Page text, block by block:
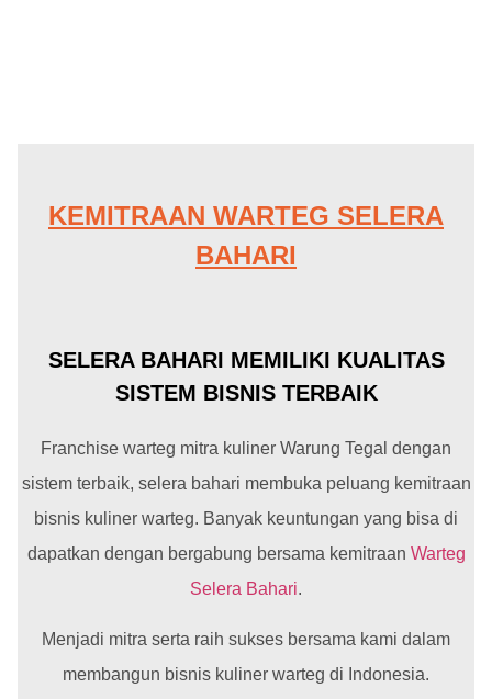
KEMITRAAN WARTEG SELERA
BAHARI
SELERA BAHARI MEMILIKI KUALITAS
SISTEM BISNIS TERBAIK
Franchise warteg mitra kuliner Warung Tegal dengan
sistem terbaik, selera bahari membuka peluang kemitraan
bisnis kuliner warteg. Banyak keuntungan yang bisa di
dapatkan dengan bergabung bersama kemitraan Warteg
Selera Bahari.
Menjadi mitra serta raih sukses bersama kami dalam
membangun bisnis kuliner warteg di Indonesia.